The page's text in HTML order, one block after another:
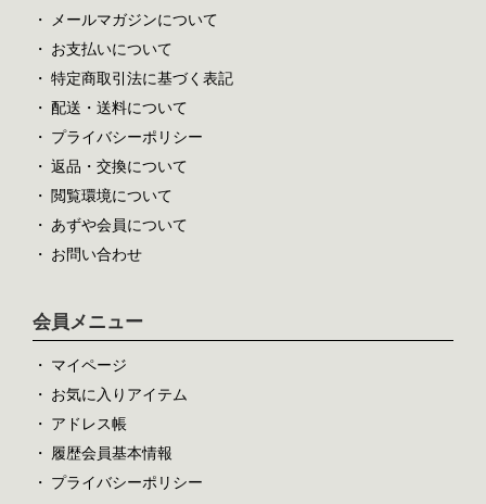
メールマガジンについて
お支払いについて
特定商取引法に基づく表記
配送・送料について
プライバシーポリシー
返品・交換について
閲覧環境について
あずや会員について
お問い合わせ
会員メニュー
マイページ
お気に入りアイテム
アドレス帳
履歴会員基本情報
プライバシーポリシー